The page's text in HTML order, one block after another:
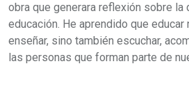
obra que generara reflexión sobre la
educación. He aprendido que
enseñar, sino también escuchar,
las personas que forman parte de